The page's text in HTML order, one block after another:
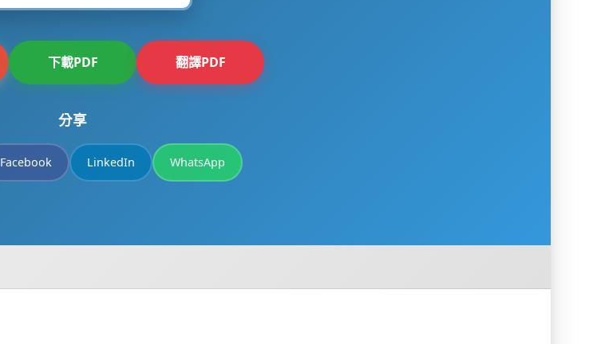
下載PDF 翻譯PDF
分享
Facebook LinkedIn WhatsApp